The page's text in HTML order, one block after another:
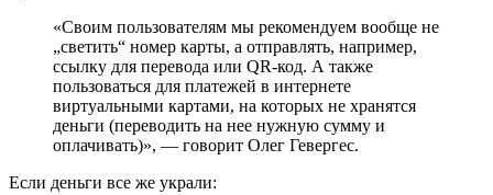
«Своим пользователям мы рекомендуем вообще не
„светить“ номер карты, а отправлять, например,
ссылку для перевода или QR-код. А также
пользоваться для платежей в интернете
виртуальными картами, на которых не хранятся
деньги (переводить на нее нужную сумму и
оплачивать)», — говорит Олег Гевергес.
Если деньги все же украли: